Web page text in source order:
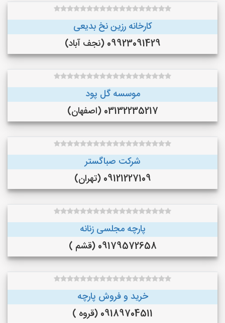
کارخانه رزین نخ بدیعی
09923091429 (نجف‌ آباد)
موسسه گل پود
03132235217 (اصفهان)
شرکت صباگستر
09121227109 (تهران)
پارچه مجلسی زنانه
09179572658 (قشم )
خرید و فروش پارچه
09189704511 (قروه )